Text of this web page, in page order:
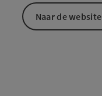
Naar de website